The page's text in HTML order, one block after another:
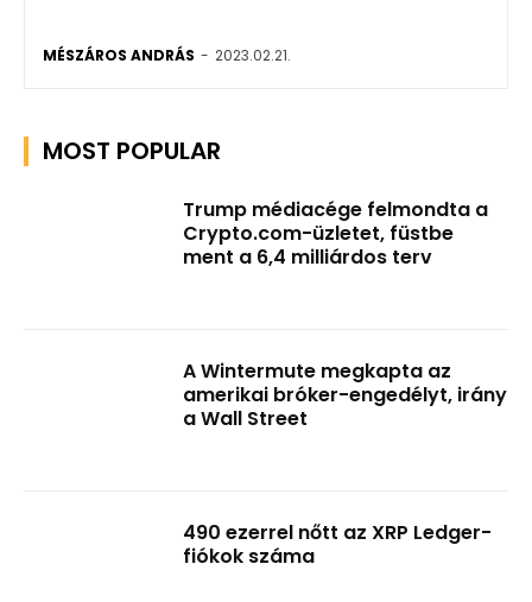
MÉSZÁROS ANDRÁS - 2023.02.21.
MOST POPULAR
Trump médiacége felmondta a
Crypto.com-üzletet, füstbe
ment a 6,4 milliárdos terv
A Wintermute megkapta az
amerikai bróker-engedélyt, irány
a Wall Street
490 ezerrel nőtt az XRP Ledger-
fiókok száma